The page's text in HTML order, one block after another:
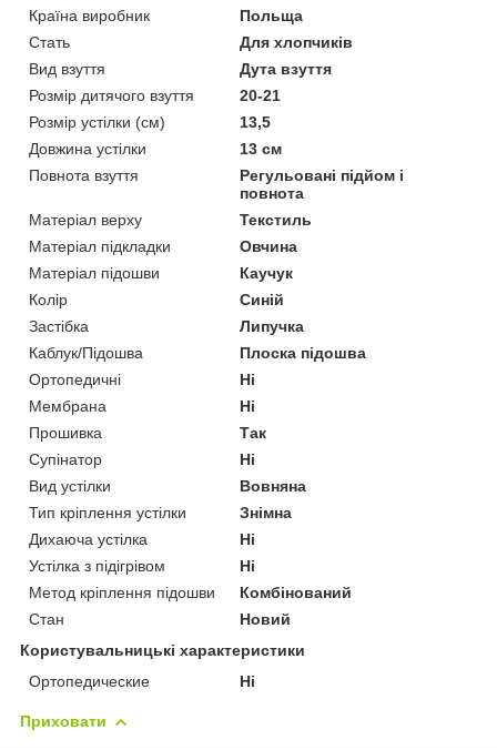
Країна виробник
Польща
Стать
Для хлопчиків
Вид взуття
Дута взуття
Розмір дитячого взуття
20-21
Розмір устілки (см)
13,5
Довжина устілки
13 см
Повнота взуття
Регульовані підйом і
повнота
Матеріал верху
Текстиль
Матеріал підкладки
Овчина
Матеріал підошви
Каучук
Колір
Синій
Застібка
Липучка
Каблук/Підошва
Плоска підошва
Ортопедичні
Ні
Мембрана
Ні
Прошивка
Так
Супінатор
Ні
Вид устілки
Вовняна
Тип кріплення устілки
Знімна
Дихаюча устілка
Ні
Устілка з підігрівом
Ні
Метод кріплення підошви
Комбінований
Стан
Новий
Користувальницькі характеристики
Ортопедические
Ні
Приховати